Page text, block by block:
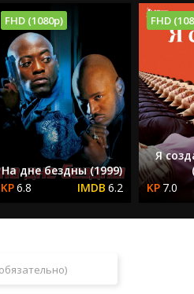
FHD (1080p)
На дне бездны (1999)
6.8
6.2
FHD
Я
7.0